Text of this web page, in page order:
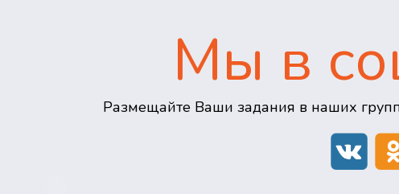
Мы в
Размещайте Ваши задания в наших